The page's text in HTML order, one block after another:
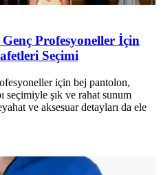
Profesyoneller İçin
Seçimi
için bej pantolon,
seçimiyle şık ve rahat sunum
ve aksesuar detayları da ele